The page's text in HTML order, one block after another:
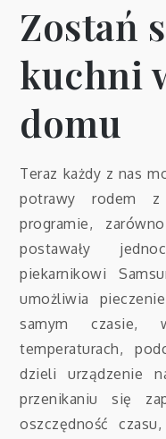
Zostań
kuchni
domu
Teraz każdy z nas
potrawy rodem z
programie,
postawały
piekarnikowi
umożliwia
samym czasie,
temperaturach,
dzieli urządzenie
przenikaniu się
oszczędność